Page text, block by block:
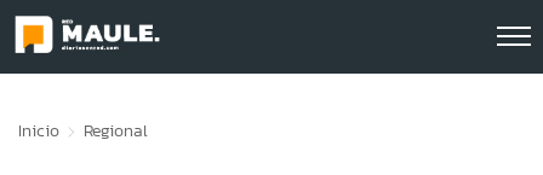
Inicio Regional